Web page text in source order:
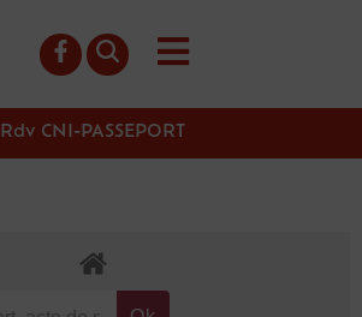
Rdv CNI-PASSEPORT